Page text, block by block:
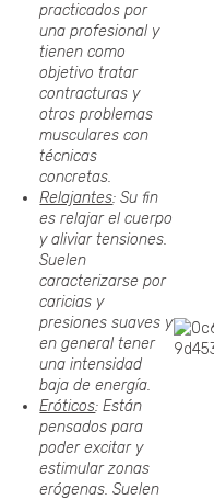
practicados por
una profesional y
tienen como
objetivo tratar
contracturas y
otros problemas
musculares con
técnicas
concretas.
Relajantes: Su fin
es relajar el cuerpo
y aliviar tensiones.
Suelen
caracterizarse por
caricias y
presiones suaves y
en general tener
una intensidad
baja de energía.
Eróticos: Están
pensados para
poder excitar y
estimular zonas
erógenas. Suelen